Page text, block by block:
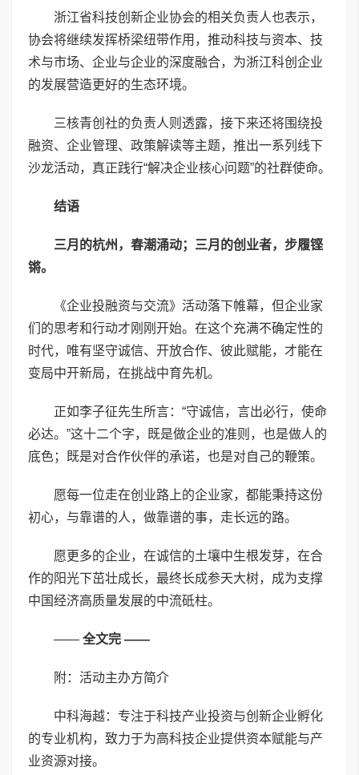
浙江省科技创新企业协会的相关负责人也表示，
协会将继续发挥桥梁纽带作用，推动科技与资本、技
术与市场、企业与企业的深度融合，为浙江科创企业
的发展营造更好的生态环境。
三核青创社的负责人则透露，接下来还将围绕投
融资、企业管理、政策解读等主题，推出一系列线下
沙龙活动，真正践行“解决企业核心问题”的社群使命。
结语
三月的杭州，春潮涌动；三月的创业者，步履铿
锵。
《企业投融资与交流》活动落下帷幕，但企业家
们的思考和行动才刚刚开始。在这个充满不确定性的
时代，唯有坚守诚信、开放合作、彼此赋能，才能在
变局中开新局，在挑战中育先机。
正如李子征先生所言：“守诚信，言出必行，使命
必达。”这十二个字，既是做企业的准则，也是做人的
底色；既是对合作伙伴的承诺，也是对自己的鞭策。
愿每一位走在创业路上的企业家，都能秉持这份
初心，与靠谱的人，做靠谱的事，走长远的路。
愿更多的企业，在诚信的土壤中生根发芽，在合
作的阳光下茁壮成长，最终长成参天大树，成为支撑
中国经济高质量发展的中流砥柱。
—— 全文完 ——
附：活动主办方简介
中科海越：专注于科技产业投资与创新企业孵化
的专业机构，致力于为高科技企业提供资本赋能与产
业资源对接。